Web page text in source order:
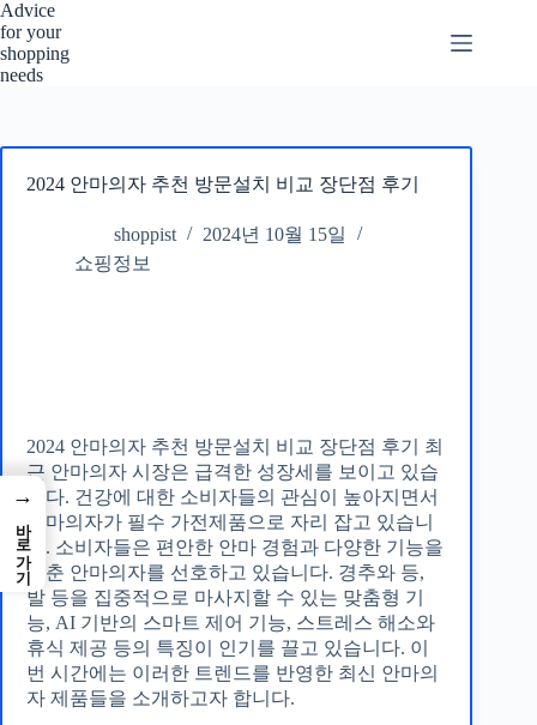
본
문
으
로
Advice
for your
shopping
needs
2024 안마의자 추천 방문설치 비교 장단점 후기
shoppist
2024년 10월 15일
쇼핑정보
2024 안마의자 추천 방문설치 비교 장단점 후기 최
근 안마의자 시장은 급격한 성장세를 보이고 있습
니다. 건강에 대한 소비자들의 관심이 높아지면서
안마의자가 필수 가전제품으로 자리 잡고 있습니
다. 소비자들은 편안한 안마 경험과 다양한 기능을
갖춘 안마의자를 선호하고 있습니다. 경추와 등,
발 등을 집중적으로 마사지할 수 있는 맞춤형 기
능, AI 기반의 스마트 제어 기능, 스트레스 해소와
휴식 제공 등의 특징이 인기를 끌고 있습니다. 이
번 시간에는 이러한 트렌드를 반영한 최신 안마의
자 제품들을 소개하고자 합니다.
→
바로가기